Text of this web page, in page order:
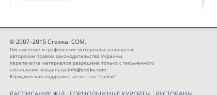
© 2007–2015 Стежка. COM.
Письменные и графические материалы защищены
авторским правом законодательства Украины,
перепечатка материалов разрешена только с письменного
соглашения владельца info@stejka.com
Юридическая поддержка агентство "Солби"